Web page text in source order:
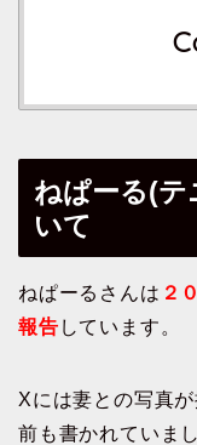
ねぱーる(テ
いて
ねぱーるさんは ２
報告 しています。
Xには妻との写真
前も書かれていまし